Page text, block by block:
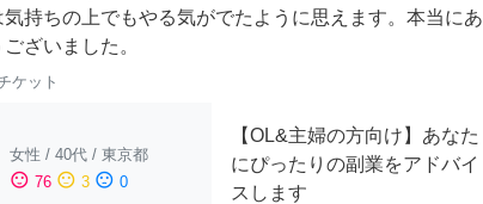
気持ちの上でもやる気がでたように思えます。本当にあ
ざいました。
ケット
女性 / 40代 / 東京都
sentiment_satisfied 76 sentiment_neutral 3 sentiment_dissatisfied 0
【OL&主婦の方向け】あなた
にぴったりの副業をアドバイ
スします